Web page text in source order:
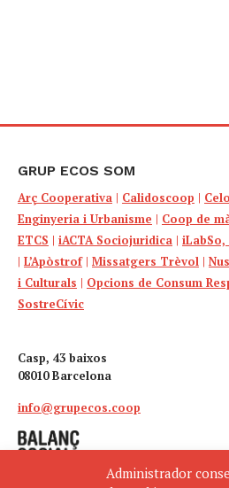
Administrador
GRUP ECOS SOM
Arç Cooperativa | Calidoscoop |
Enginyeria i Urbanisme | Coop de
ETCS | iACTA Sociojuridica |
| L’Apòstrof| Missatgers Trèvol |
i Culturals | Opcions de Consum
SostreCívic
Casp, 43 baixos
08010 Barcelona
info@grupecos.coop